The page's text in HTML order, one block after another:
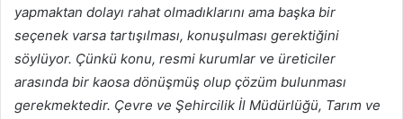
yapmaktan dolayı rahat olmadıklarını ama başka bir
seçenek varsa tartışılması, konuşulması gerektiğini
söylüyor. Çünkü konu, resmi kurumlar ve üreticiler
arasında bir kaosa dönüşmüş olup çözüm bulunması
gerekmektedir. Çevre ve Şehircilik İl Müdürlüğü, Tarım ve